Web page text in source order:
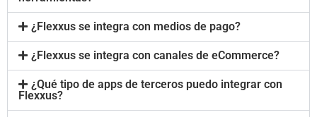
¿Flexxus se integra con medios de pago?
¿Flexxus se integra con canales de eCommerce?
¿Qué tipo de apps de terceros puedo integrar con
Flexxus?